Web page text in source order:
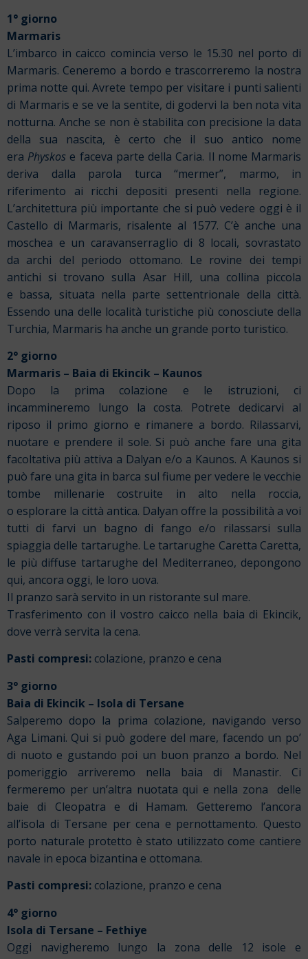
1° giorno
Marmaris
L’imbarco in caicco comincia verso le 15.30 nel porto di
Marmaris. Ceneremo a bordo e trascorreremo la nostra
prima notte qui. Avrete tempo per visitare i punti salienti
di Marmaris e se ve la sentite, di godervi la ben nota vita
notturna. Anche se non è stabilita con precisione la data
della sua nascita, è certo che il suo antico nome
era Physkos e faceva parte della Caria. Il nome Marmaris
deriva dalla parola turca “mermer”, marmo, in
riferimento ai ricchi depositi presenti nella regione.
L’architettura più importante che si può vedere oggi è il
Castello di Marmaris, risalente al 1577. C’è anche una
moschea e un caravanserraglio di 8 locali, sovrastato
da archi del periodo ottomano. Le rovine dei tempi
antichi si trovano sulla Asar Hill, una collina piccola
e bassa, situata nella parte settentrionale della città.
Essendo una delle località turistiche più conosciute della
Turchia, Marmaris ha anche un grande porto turistico.
2° giorno
Marmaris – Baia di Ekincik – Kaunos
Dopo la prima colazione e le istruzioni, ci
incammineremo lungo la costa. Potrete dedicarvi al
riposo il primo giorno e rimanere a bordo. Rilassarvi,
nuotare e prendere il sole. Si può anche fare una gita
facoltativa più attiva a Dalyan e/o a Kaunos. A Kaunos si
può fare una gita in barca sul fiume per vedere le vecchie
tombe millenarie costruite in alto nella roccia,
o esplorare la città antica. Dalyan offre la possibilità a voi
tutti di farvi un bagno di fango e/o rilassarsi sulla
spiaggia delle tartarughe. Le tartarughe Caretta Caretta,
le più diffuse tartarughe del Mediterraneo, depongono
qui, ancora oggi, le loro uova.
Il pranzo sarà servito in un ristorante sul mare.
Trasferimento con il vostro caicco nella baia di Ekincik,
dove verrà servita la cena.
Pasti compresi: colazione, pranzo e cena
3° giorno
Baia di Ekincik – Isola di Tersane
Salperemo dopo la prima colazione, navigando verso
Aga Limani. Qui si può godere del mare, facendo un po’
di nuoto e gustando poi un buon pranzo a bordo. Nel
pomeriggio arriveremo nella baia di Manastir. Ci
fermeremo per un’altra nuotata qui e nella zona delle
baie di Cleopatra e di Hamam. Getteremo l’ancora
all’isola di Tersane per cena e pernottamento. Questo
porto naturale protetto è stato utilizzato come cantiere
navale in epoca bizantina e ottomana.
Pasti compresi: colazione, pranzo e cena
4° giorno
Isola di Tersane – Fethiye
Oggi navigheremo lungo la zona delle 12 isole e